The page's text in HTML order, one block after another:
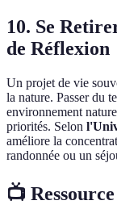
10. Se
de Réflexion
Un projet de vie
la nature. Passer du
environnement
priorités. Selon
améliore la
randonnée ou un
📺